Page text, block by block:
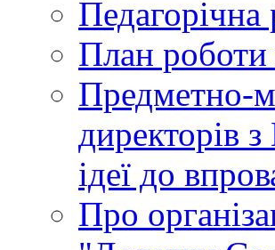
План роботи
Предметно-
директорів
ідеї до
Про